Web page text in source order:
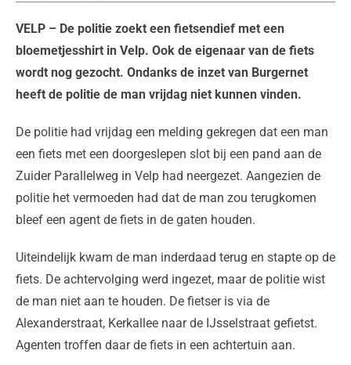
VELP – De politie zoekt een fietsendief met een
bloemetjesshirt in Velp. Ook de eigenaar van de fiets
wordt nog gezocht. Ondanks de inzet van Burgernet
heeft de politie de man vrijdag niet kunnen vinden.
De politie had vrijdag een melding gekregen dat een man
een fiets met een doorgeslepen slot bij een pand aan de
Zuider Parallelweg in Velp had neergezet. Aangezien de
politie het vermoeden had dat de man zou terugkomen
bleef een agent de fiets in de gaten houden.
Uiteindelijk kwam de man inderdaad terug en stapte op de
fiets. De achtervolging werd ingezet, maar de politie wist
de man niet aan te houden. De fietser is via de
Alexanderstraat, Kerkallee naar de IJsselstraat gefietst.
Agenten troffen daar de fiets in een achtertuin aan.